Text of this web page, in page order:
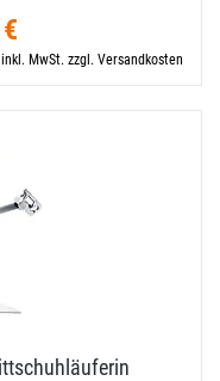
MwSt. zzgl. Versandkosten